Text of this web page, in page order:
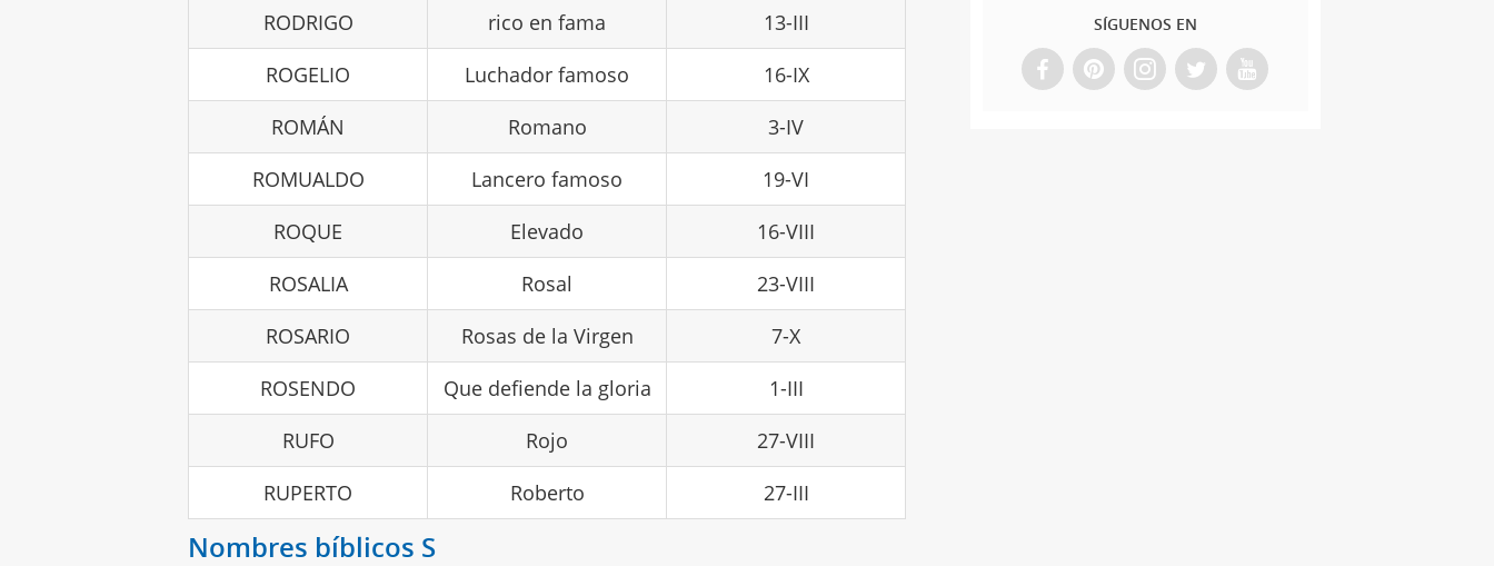
RODRIGO
rico en fama
13-III
ROGELIO
Luchador famoso
16-IX
ROMÁN
Romano
3-IV
ROMUALDO
Lancero famoso
19-VI
ROQUE
Elevado
16-VIII
ROSALIA
Rosal
23-VIII
ROSARIO
Rosas de la Virgen
7-X
ROSENDO
Que defiende la gloria
1-III
RUFO
Rojo
27-VIII
RUPERTO
Roberto 27-III
Nombres bíblicos S
SÍGUENOS EN